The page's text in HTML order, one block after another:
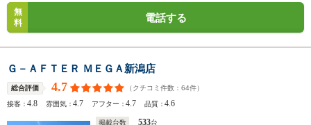
無
料
電話する
Ｇ－ＡＦＴＥＲ ＭＥＧＡ新潟店
総合評価 4.7 （クチコミ件数： 64件）
接客：4.8 雰囲気：4.7 アフター：4.7 品質：4.6
掲載台数 533台